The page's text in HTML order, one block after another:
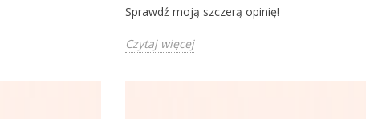
Sprawdź moją szczerą opinię!
Czytaj więcej